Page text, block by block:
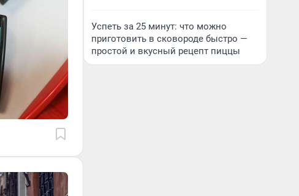
Успеть за 25 минут: что можно
приготовить в сковороде быстро —
простой и вкусный рецепт пиццы